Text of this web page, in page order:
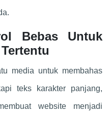
Bebas Untuk
media untuk membahas
teks karakter panjang,
website menjadi